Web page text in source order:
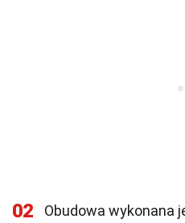
02
Obudowa wykonana